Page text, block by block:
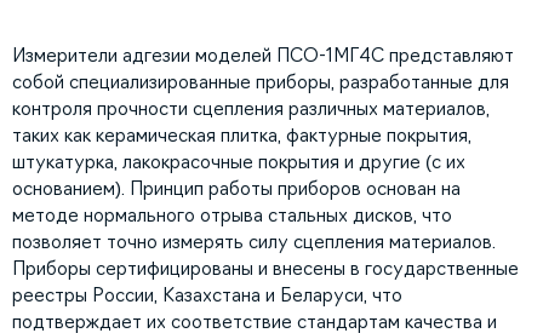
Измерители адгезии моделей ПСО-1МГ4С представляют
собой специализированные приборы, разработанные для
контроля прочности сцепления различных материалов,
таких как керамическая плитка, фактурные покрытия,
штукатурка, лакокрасочные покрытия и другие (с их
основанием). Принцип работы приборов основан на
методе нормального отрыва стальных дисков, что
позволяет точно измерять силу сцепления материалов.
Приборы сертифицированы и внесены в государственные
реестры России, Казахстана и Беларуси, что
подтверждает их соответствие стандартам качества и